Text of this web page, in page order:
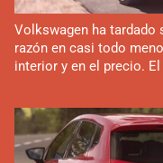
Volkswagen ha tardado
razón en casi todo
interior y en el precio.